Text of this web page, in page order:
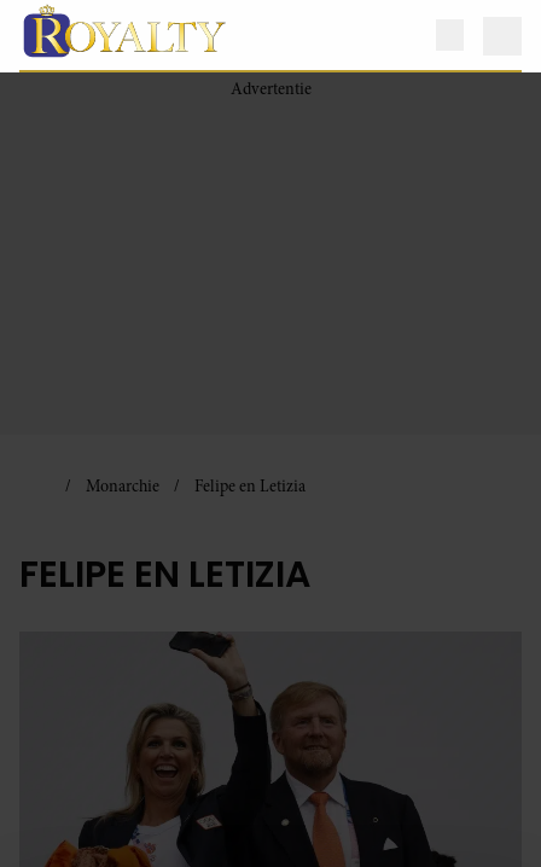
Monarchie Felipe en Letizia
FELIPE EN LETIZIA